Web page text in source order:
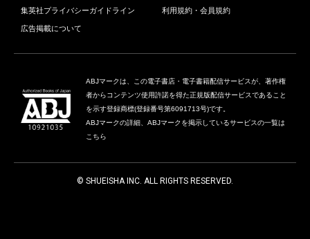
集英社プライバシーガイドライン 利用規約・会員規約
広告掲載について
ABJマークは、この電子書店・電子書籍配信サービスが、著作権
者からコンテンツ使用許諾を得た正規版配信サービスであること
を示す登録商標(登録番号第6091713号)です。
ABJマークの詳細、ABJマークを掲示しているサービスの一覧は
こちら
© SHUEISHA INC. ALL RIGHTS RESERVED.